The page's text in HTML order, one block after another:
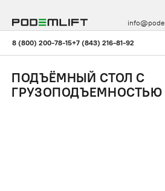
8 (800) 200-78-15+7 (843) 216-81-92
ПОДЪЁМНЫЙ СТОЛ С
ГРУЗОПОДЪЕМНОСТЬЮ